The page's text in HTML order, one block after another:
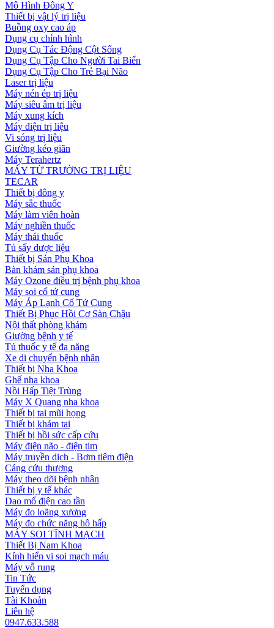
Mô Hình Đông Y
Thiết bị vật lý trị liệu
Buồng oxy cao áp
Dụng cụ chỉnh hình
Dụng Cụ Tác Động Cột Sống
Dụng Cụ Tập Cho Người Tai Biến
Dụng Cụ Tập Cho Trẻ Bại Não
Laser trị liệu
Máy nén ép trị liệu
Máy siêu âm trị liệu
Máy xung kích
Máy điện trị liệu
Vi sóng trị liệu
Giường kéo giãn
Máy Terahertz
MÁY TỪ TRƯỜNG TRỊ LIỆU
TECAR
Thiết bị đông y
Máy sắc thuốc
Máy làm viên hoàn
Máy nghiền thuốc
Máy thái thuốc
Tủ sấy dược liệu
Thiết bị Sản Phụ Khoa
Bàn khám sản phụ khoa
Máy Ozone điều trị bệnh phụ khoa
Máy soi cổ tử cung
Máy Áp Lạnh Cổ Tử Cung
Thiết Bị Phục Hồi Cơ Sàn Chậu
Nội thất phòng khám
Giường bệnh y tế
Tủ thuốc y tế đa năng
Xe di chuyển bệnh nhân
Thiết bị Nha Khoa
Ghế nha khoa
Nồi Hấp Tiệt Trùng
Máy X Quang nha khoa
Thiết bị tai mũi họng
Thiết bị khám tai
Thiết bị hồi sức cấp cứu
Máy điện não - điện tim
Máy truyền dịch - Bơm tiêm điện
Cáng cứu thương
Máy theo dõi bệnh nhân
Thiết bị y tế khác
Dao mổ điện cao tần
Máy đo loãng xương
Máy đo chức năng hô hấp
MÁY SOI TĨNH MẠCH
Thiết Bị Nam Khoa
Kính hiển vi soi mạch máu
Máy vỗ rung
Tin Tức
Tuyển dụng
Tài Khoản
Liên hệ
0947.633.588